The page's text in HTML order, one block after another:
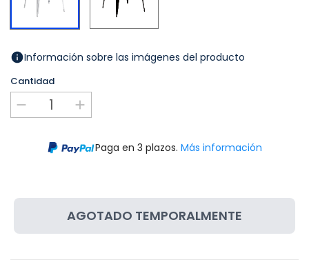
Información sobre las imágenes del producto
Cantidad
Paga en 3 plazos. Más información
AGOTADO TEMPORALMENTE